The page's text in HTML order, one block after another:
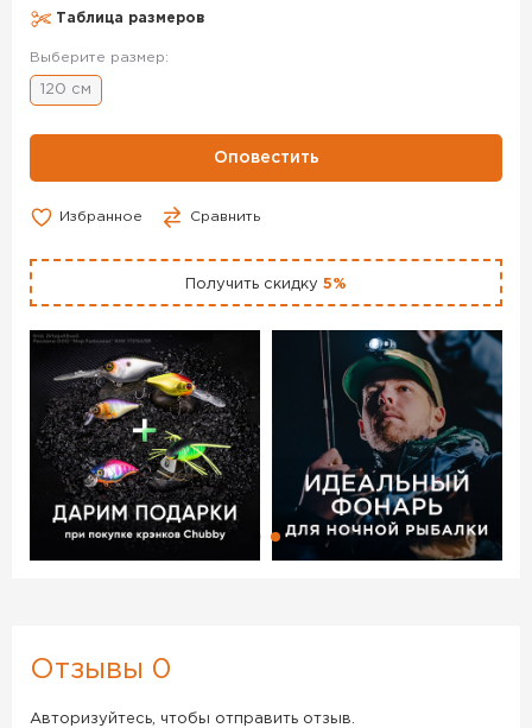
Красноярске и по всей России. Для того, чтобы купить
телефону +7 (391) 216-79-00
Таблица размеров
Выберите размер:
120 см
Оповестить
Избранное Сравнить
Получить скидку 5%
Отзывы 0
Авторизуйтесь, чтобы отправить отзыв.